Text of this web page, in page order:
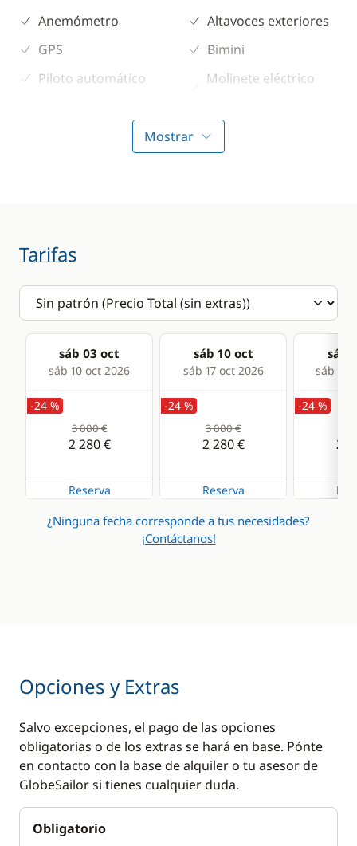
Anemómetro
GPS
Piloto automático
Altavoces exteriores
Bimini
Molinete eléctrico
Comodidad
Aire Acondicionado
Generador
Ventiladores
Frigorífico
Mostrar
Tarifas
sáb 03 oct
sáb 10 oct 2026
sáb 10 oct
sáb 17 oct 2026
sáb
sáb 24
-24 %
3 000 €
2 280 €
Reserva
-24 %
3 000 €
2 280 €
Reserva
-24 %
2
¿Ninguna fecha corresponde a tus necesidades?
¡Contáctanos!
Opciones y Extras
Salvo excepciones, el pago de las opciones
obligatorias o de los extras se hará en base. Pónte
en contacto con la base de alquiler o tu asesor de
GlobeSailor si tienes cualquier duda.
Obligatorio